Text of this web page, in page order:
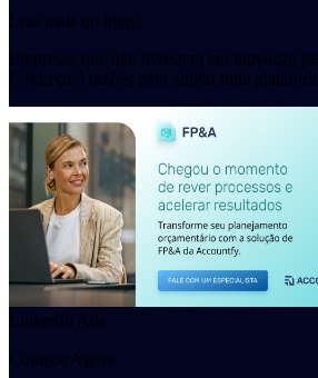
Leia mais no blog!
Empresas que não investem em inovação
Conheça 5 razões para adotar uma
LinkedIn Ads
Comece Agora